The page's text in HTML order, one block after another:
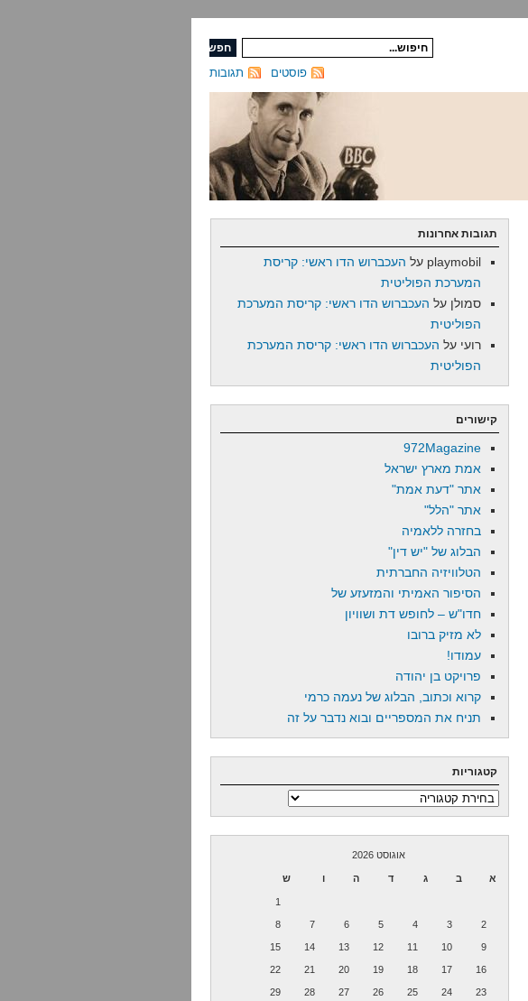
תגובות פוסטים
תגובות אחרונות
playmobil על העכברוש הדו ראשי: קריסת
המערכת הפוליטית
סמולן על העכברוש הדו ראשי: קריסת המערכת
הפוליטית
רועי על העכברוש הדו ראשי: קריסת המערכת
הפוליטית
קישורים
972Magazine
אמת מארץ ישראל
אתר "דעת אמת"
אתר "הלל"
בחזרה ללאמיה
הבלוג של "יש דין"
הטלוויזיה החברתית
הסיפור האמיתי והמזעזע של
חדו"ש – לחופש דת ושוויון
לא מזיק ברובו
עמודו!
פרויקט בן יהודה
קרוא וכתוב, הבלוג של נעמה כרמי
תניח את המספריים ובוא נדבר על זה
קטגוריות
קטגוריות
אוגוסט 2026
א ב ג ד ה ו ש
1
2
3
4
5
6
7
8
9
10
11
12
13
14
15
16
17
18
19
20
21
22
23
24
25
26
27
28
29